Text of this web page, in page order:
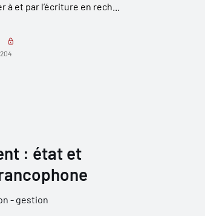
et par l’écriture en rech...
: état et
- gestion